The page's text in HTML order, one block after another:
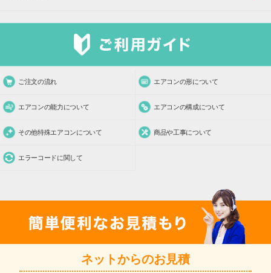
ご注文の流れ エアコンの形について
エアコンの能力について エアコンの構成について
その他特殊エアコンについて 商品や工事について
エラーコードに関して
ネットからのお見積